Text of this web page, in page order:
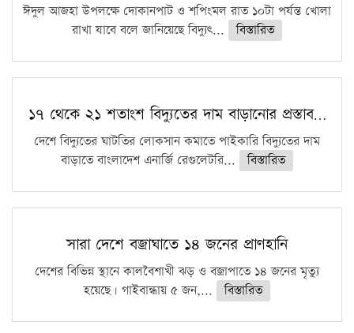
ঈদুল আজহা উপলক্ষে দোকানপাট ও শপিংমল রাত ১০টা পর্যন্ত খোলা
রাখা যাবে বলে জানিয়েছে বিদ্যুৎ...
বিস্তারিত
১৭ থেকে ২১ শতাংশ বিদ্যুতের দাম বাড়ানোর প্রস্তাব…
দেশে বিদ্যুতের ঘাটতির লোকসান কমাতে পাইকারি বিদ্যুতের দাম
বাড়াতে বাংলাদেশ এনার্জি রেগুলেটরি...
বিস্তারিত
সারা দেশে বজ্রাঘাতে ১৪ জনের প্রাণহানি
দেশের বিভিন্ন স্থানে কালবৈশাখী ঝড় ও বজ্রাপাতে ১৪ জনের মৃত্যু
হয়েছে। গাইবান্ধায় ৫ জন,...
বিস্তারিত